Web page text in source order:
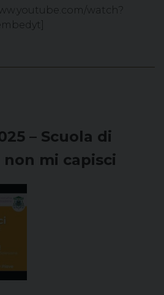
watch?
– Scuola di
mi capisci